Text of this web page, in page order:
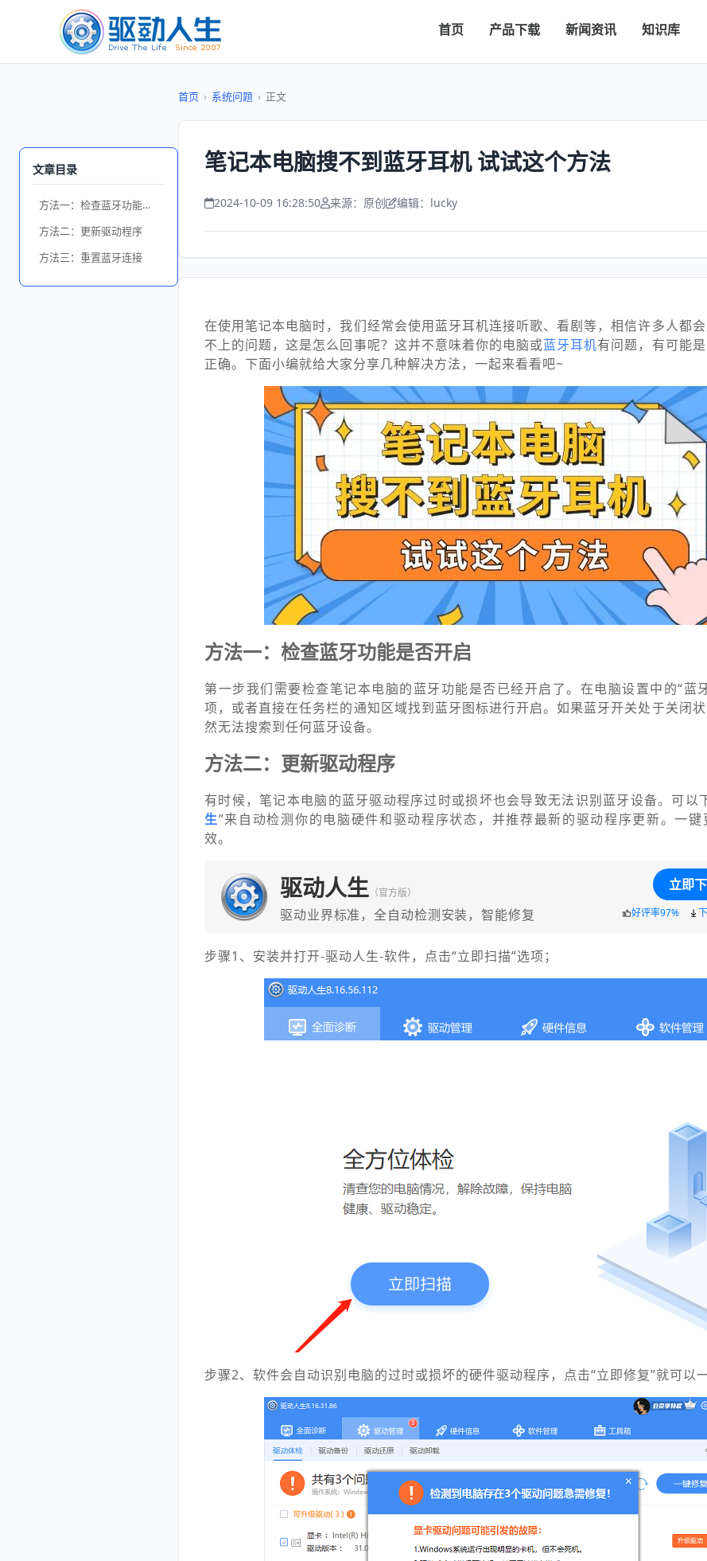
首页 产品下载 新闻资讯 知识库
文章目录
方法一：检查蓝牙功能是否开启
方法二：更新驱动程序
方法三：重置蓝牙连接
首页 › 系统问题 › 正文
笔记本电脑搜不到蓝牙耳机 试试这个方法
2024-10-09 16:28:50 来源：原创 编辑：lucky
在使用笔记本电脑时，我们经常会使用蓝牙耳机连接听歌、看剧等，相信许多人都
不上的问题，这是怎么回事呢？这并不意味着你的电脑或蓝牙耳机有问题，有可能
正确。下面小编就给大家分享几种解决方法，一起来看看吧~
方法一：检查蓝牙功能是否开启
第一步我们需要检查笔记本电脑的蓝牙功能是否已经开启了。在电脑设置中的“蓝
项，或者直接在任务栏的通知区域找到蓝牙图标进行开启。如果蓝牙开关处于关闭
然无法搜索到任何蓝牙设备。
方法二：更新驱动程序
有时候，笔记本电脑的蓝牙驱动程序过时或损坏也会导致无法识别蓝牙设备。可以
生”来自动检测你的电脑硬件和驱动程序状态，并推荐最新的驱动程序更新。一键
效。
驱动人生 （官方版）
驱动业界标准，全自动检测安装，智能修复
立即
好评率97%
步骤1、安装并打开-驱动人生-软件，点击“立即扫描”选项；
步骤2、软件会自动识别电脑的过时或损坏的硬件驱动程序，点击“立即修复”就可以